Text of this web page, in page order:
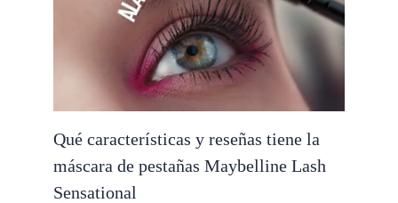
Qué características y reseñas tiene la
máscara de pestañas Maybelline Lash
Sensational